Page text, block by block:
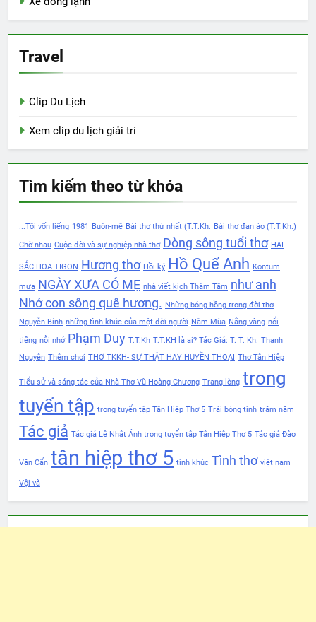
Travel
Clip Du Lịch
Xem clip du lịch giải trí
Tìm kiếm theo từ khóa
...Tôi vốn liếng 1981 Buôn-mê Bài thơ thứ nhất (T.T.Kh. Bài thơ đan áo (T.T.Kh.)
Chờ nhau Cuộc đời và sự nghiệp nhà thơ Dòng sông tuổi thơ HAI
SẮC HOA TIGON Hương thơ Hồi ký Hồ Quế Anh Kontum
mưa NGÀY XƯA CÓ MẸ nhà viết kịch Thâm Tâm như anh
Nhớ con sông quê hương. Những bóng hồng trong đời thơ
Nguyễn Bính những tình khúc của một đời người Năm Mùa Nắng vàng nổi
tiếng nỗi nhớ Phạm Duy T.T.Kh T.T.KH là ai? Tác Giả: T. T. Kh. Thanh
Nguyên Thêm chơi THƠ TKKH- SỰ THẬT HAY HUYỀN THOẠI Thơ Tân Hiệp
Tiểu sử và sáng tác của Nhà Thơ Vũ Hoàng Chương Trang lòng trong
tuyển tập trong tuyển tập Tân Hiệp Thơ 5 Trái bóng tình trăm năm
Tác giả Tác giả Lê Nhật Ánh trong tuyển tập Tân Hiệp Thơ 5 Tác giả Đào
Văn Cẩn tân hiệp thơ 5 tình khúc Tình thơ việt nam
Vội vã